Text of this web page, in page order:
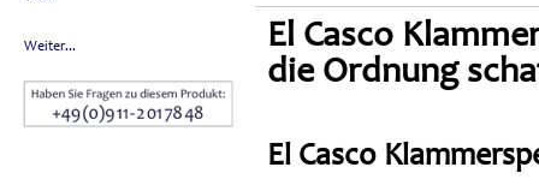
Weiter...
El Casco
die Ordnung
El Casco